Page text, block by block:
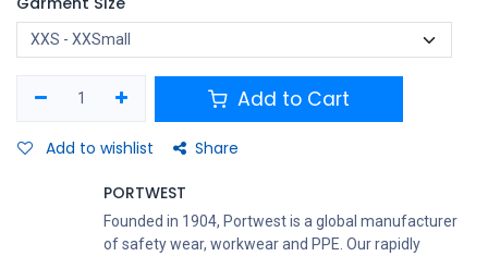
Add to Cart
Add to wishlist Share
PORTWEST
Founded in 1904, Portwest is a global manufacturer
of safety wear, workwear and PPE. Our rapidly